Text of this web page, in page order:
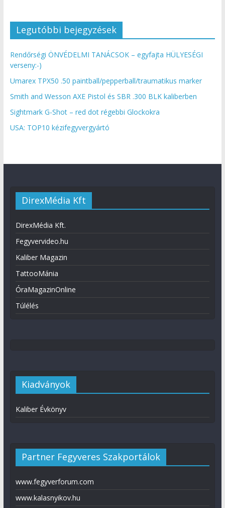
Legutóbbi bejegyzések
Rendőrségi ÖNVÉDELMI TANÁCSOK – egyfajta HÜLYESÉGI
verseny:-)
Umarex TPX50 .50 paintball/pepperball/traumatikus marker
Smith and Wesson AXE Pistol és SBR .300 BLK kaliberben
Sightmark G-Shot – red dot régebbi Glockokra
USA: TOP10 kézifegyvergyártó
DirexMédia Kft
DirexMédia Kft.
Fegyvervideo.hu
Kaliber Magazin
TattooMánia
ÓraMagazinOnline
Túlélés
Kiadványok
Kaliber Évkönyv
Partner Fegyveres Szakportálok
www.fegyverforum.com
www.kalasnyikov.hu